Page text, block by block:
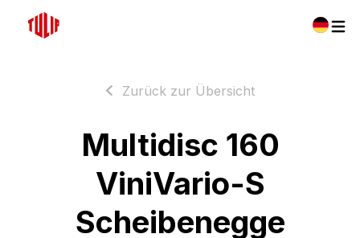
Zurück zur Übersicht
Multidisc 160
ViniVario-S
Scheibenegge